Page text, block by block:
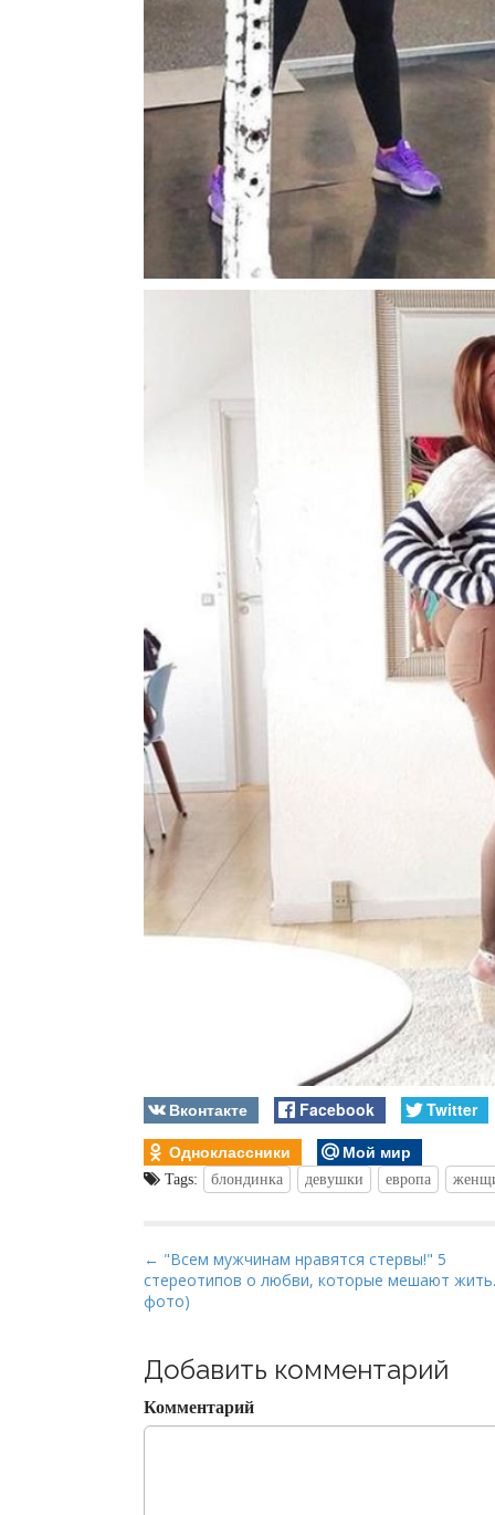
Вконтакте Facebook
Twitter
Одноклассники
Мой мир
Tags: блондинка девушки европа
P
o
s
n
a
v
← "Всем мужчинам нравятся стервы!" 5
стереотипов о любви, которые мешают
фото)
Добавить комментарий
Комментарий